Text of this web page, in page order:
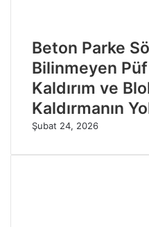
Beton Parke
Bilinmeyen
Kaldırım ve
Kaldırmanın
Şubat 24, 2026